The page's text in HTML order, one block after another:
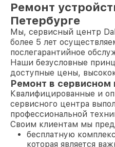
Ремонт
Петербурге
Мы, сервисный центр
более 5 лет
послегарантийное
Наши безусловные
доступные цены,
Ремонт в сервисном
Квалифицированные и
сервисного центра
профессиональной
Своим клиентам мы
бесплатную
которая является